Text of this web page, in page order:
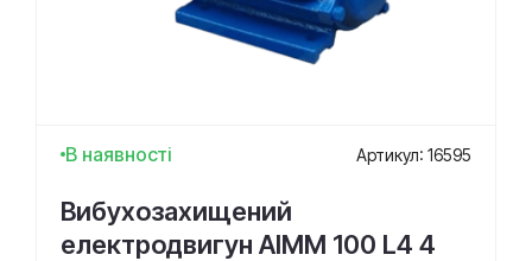
В наявності Артикул: 16595
Вибухозахищений
електродвигун АІММ 100 L4 4